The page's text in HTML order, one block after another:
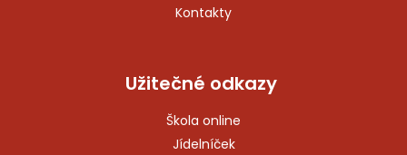
Kontakty
Užitečné odkazy
Škola online
Jídelníček